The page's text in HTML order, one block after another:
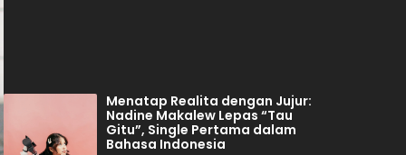
Menatap Realita dengan Jujur:
Nadine Makalew Lepas “Tau
Gitu”, Single Pertama dalam
Bahasa Indonesia